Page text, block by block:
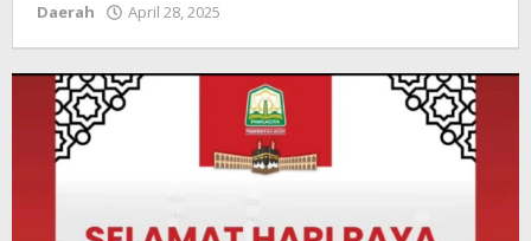
Daerah April 28, 2025
Musa